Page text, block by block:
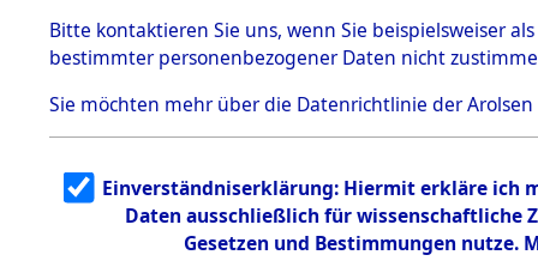
5.3.1 Alliierte
Erhebungen
zu
Todesmärsch
en
5.3.2
g
5.3.3
Todesmärsch
Bitte kontaktieren Sie uns, wenn Sie beispielsweiser
bestimmter personenbezogener Daten nicht
Sie möchten mehr über die Datenrichtlinie der Arolsen
Einverständniserklärung: Hiermit erkläre ich
Daten ausschließlich für wissenschaftliche
Gesetzen und Bestimmungen nutze.